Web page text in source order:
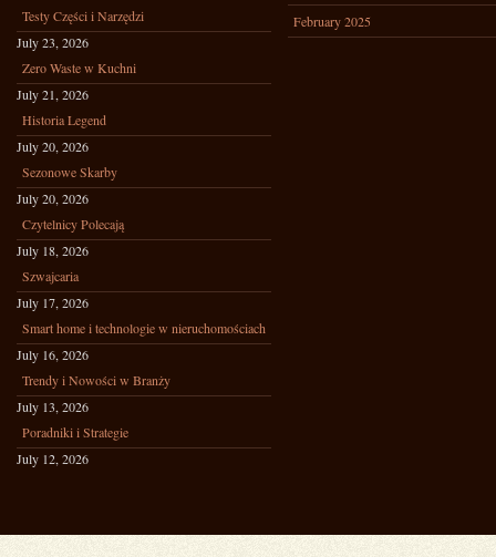
Testy Części i Narzędzi
July 23, 2026
Zero Waste w Kuchni
July 21, 2026
Historia Legend
July 20, 2026
Sezonowe Skarby
July 20, 2026
Czytelnicy Polecają
July 18, 2026
Szwajcaria
July 17, 2026
Smart home i technologie w nieruchomościach
July 16, 2026
Trendy i Nowości w Branży
July 13, 2026
Poradniki i Strategie
July 12, 2026
February 2025